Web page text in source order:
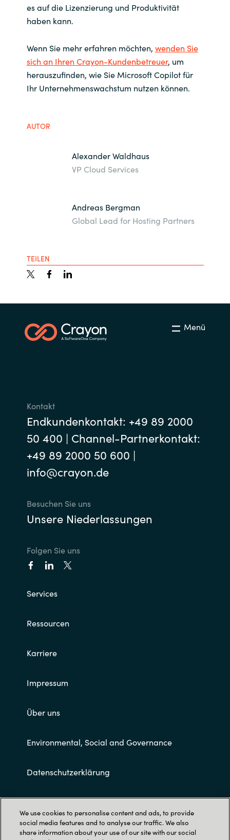
es auf die Lizenzierung und Produktivität
haben kann.
Wenn Sie mehr erfahren möchten, wenden Sie
sich an Ihren Crayon-Kundenbetreuer, um
herauszufinden, wie Sie Microsoft Copilot für
Ihr Unternehmenswachstum nutzen können.
AUTOR
Alexander Waldhaus
VP Cloud Services
Andreas Bergman
Global Lead for Hosting Partners
TEILEN
Menü
Kontakt
Endkundenkontakt: +49 89 2000
50 400 | Channel-Partnerkontakt:
+49 89 2000 50 600 |
info@crayon.de
Besuchen Sie uns
Unsere Niederlassungen
Folgen Sie uns
Services
Ressourcen
Karriere
Impressum
Über uns
Environmental, Social and Governance
Datenschutzerklärung
Allgemeine Geschäftsbedingungen
We use cookies to personalise content and ads, to provide
social media features and to analyse our traffic. We also
share information about your use of our site with our social